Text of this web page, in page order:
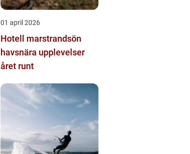
01 april 2026
Hotell marstrandsön
havsnära upplevelser
året runt